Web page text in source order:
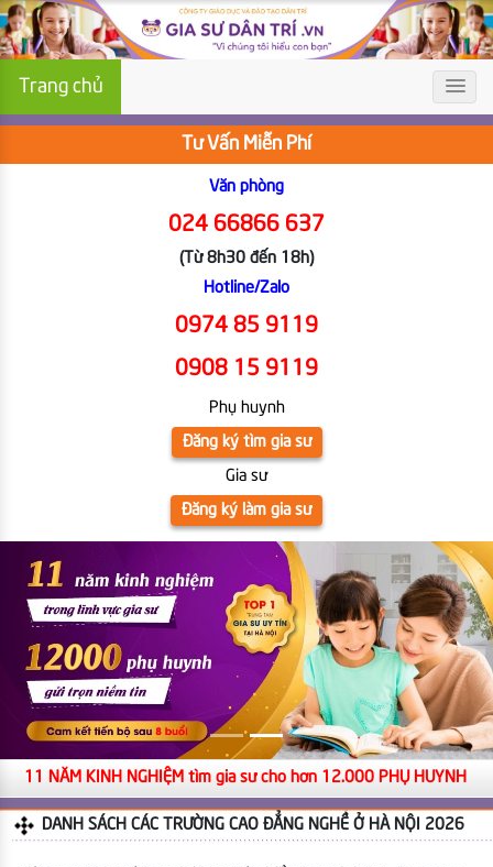
Trang chủ
Tư Vấn Miễn Phí
Văn phòng
024 66866 637
(Từ 8h30 đến 18h)
Hotline/Zalo
0974 85 9119
0908 15 9119
Phụ huynh
Đăng ký tìm gia sư
Gia sư
Đăng ký làm gia sư
11 NĂM KINH NGHIỆM tìm gia sư cho hơn 12.000 PHỤ HUYNH
DANH SÁCH CÁC TRƯỜNG CAO ĐẲNG NGHỀ Ở HÀ NỘI 2026